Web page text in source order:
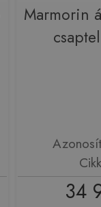
Marmorin
34